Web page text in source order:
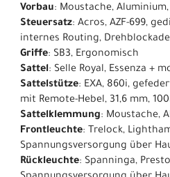
Vorbau: Moustache,
Steuersatz: Acros, AZF-699,
internes Routing, Drehblockade
Griffe: SB3, Ergonomisch
Sattel: Selle Royal, Essenza +
Sattelstütze: EXA, 860i,
mit Remote-Hebel, 31,6 mm,
Sattelklemmung: Moustache,
Frontleuchte: Trelock,
Spannungsversorgung über
Rückleuchte: Spanninga,